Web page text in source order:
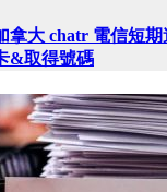
拿大 chatr 電信短
&取得號碼